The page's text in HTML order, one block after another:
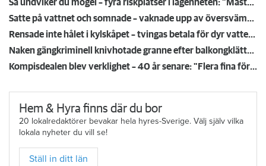
Så undviker du mögel – fyra riskplatser i lägenheten: ”Måste städa bort”
Satte på vattnet och somnade – vaknade upp av översvämning hos grannen
Rensade inte hålet i kylskåpet – tvingas betala för dyr vattenskada
Naken gängkriminell knivhotade granne efter balkongklättring
Kompisdealen blev verklighet – 40 år senare: "Flera fina fördelar med att dela bostad"
Hem & Hyra finns där du bor
20 lokalredaktörer bevakar hela hyres-Sverige. Välj själv vilka
lokala nyheter du vill se!
Ställ in ditt län